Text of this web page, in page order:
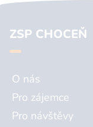
ZSP CHOCEŇ
O nás
Pro zájemce
Pro návštěvy